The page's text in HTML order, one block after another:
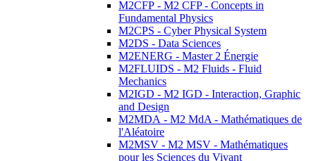
M2CFP - M2 CFP - Concepts in
Fundamental Physics
M2CPS - Cyber Physical System
M2DS - Data Sciences
M2ENERG - Master 2 Énergie
M2FLUIDS - M2 Fluids - Fluid
Mechanics
M2IGD - M2 IGD - Interaction, Graphic
and Design
M2MDA - M2 MdA - Mathématiques de
l'Aléatoire
M2MSV - M2 MSV - Mathématiques
pour les Sciences du Vivant